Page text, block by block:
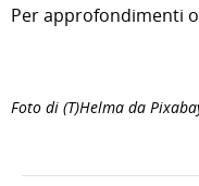
Per approfondimenti
Foto di (T)Helma da